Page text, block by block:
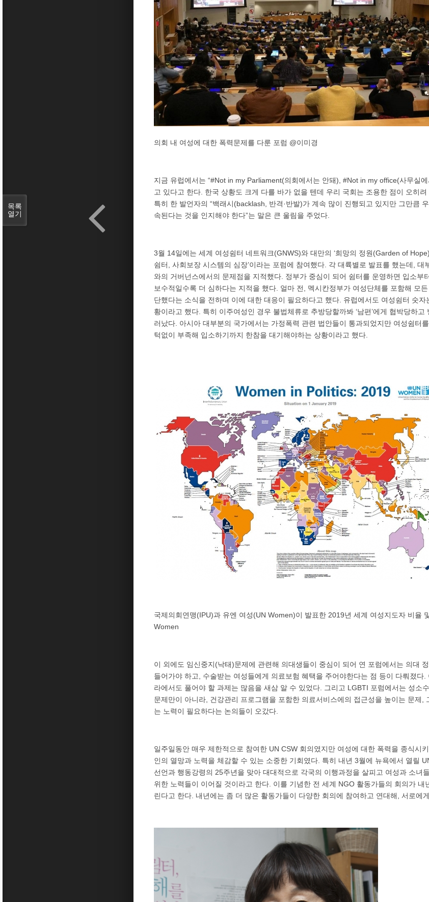
의회 내 여성에 대한 폭력문제를 다룬 포럼 @이미경
지금 유럽에서는 “#Not in my Parliament(의회에서는 안돼), #Not in my office(사무실
고 있다고 한다. 한국 상황도 크게 다를 바가 없을 텐데 우리 국회는 조용한 점이 오히
특히 한 발언자의 “백래시(backlash, 반격·반발)가 계속 많이 진행되고 있지만 그만큼
속된다는 것을 인지해야 한다”는 말은 큰 울림을 주었다.
3월 14일에는 세계 여성쉼터 네트워크(GNWS)와 대만의 ‘희망의 정원(Garden of
쉼터, 사회보장 시스템의 심장’이라는 포럼에 참여했다. 각 대륙별로 발표를 했는데, 대
와의 거버넌스에서의 문제점을 지적했다. 정부가 중심이 되어 쉼터를 운영하면 입소부
보수적일수록 더 심하다는 지적을 했다. 얼마 전, 멕시칸정부가 여성단체를 포함해 모
단했다는 소식을 전하며 이에 대한 대응이 필요하다고 했다. 유럽에서도 여성쉼터 숫
황이라고 했다. 특히 이주여성인 경우 불법체류로 추방당할까봐 ‘남편’에게 협박당하
러났다. 아시아 대부분의 국가에서는 가정폭력 관련 법안들이 통과되었지만 여성쉼터
턱없이 부족해 입소하기까지 한참을 대기해야하는 상황이라고 했다.
국제의회연맹(IPU)과 유엔 여성(UN Women)이 발표한 2019년 세계 여성지도자 비율
Women
이 외에도 임신중지(낙태)문제에 관련해 의대생들이 중심이 되어 연 포럼에서는 의대
들어가야 하고, 수술받는 여성들에게 의료보험 혜택을 주어야한다는 점 등이 다뤄졌다
라에서도 풀어야 할 과제는 많음을 새삼 알 수 있었다. 그리고 LGBTI 포럼에서는 성소
문제만이 아니라, 건강관리 프로그램을 포함한 의료서비스에의 접근성을 높이는 문제,
는 노력이 필요하다는 논의들이 오갔다.
일주일동안 매우 제한적으로 참여한 UN CSW 회의였지만 여성에 대한 폭력을 종식시
인의 열망과 노력을 체감할 수 있는 소중한 기회였다. 특히 내년 3월에 뉴욕에서 열릴
선언과 행동강령의 25주년을 맞아 대대적으로 각국의 이행과정을 살피고 여성과 소녀
위한 노력들이 이어질 것이라고 한다. 이를 기념한 전 세계 NGO 활동가들의 회의가 내
린다고 한다. 내년에는 좀 더 많은 활동가들이 다양한 회의에 참여하고 연대해, 서로에
목록
열기